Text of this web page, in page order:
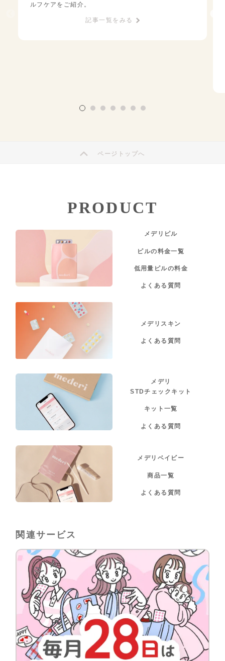
ルフケアをご紹介。
記事一覧をみる
ページトップへ
PRODUCT
メデリピル
ピルの料金一覧
低用量ピルの料金
よくある質問
メデリスキン
よくある質問
メデリ
STDチェックキット
キット一覧
よくある質問
メデリベイビー
商品一覧
よくある質問
関連サービス